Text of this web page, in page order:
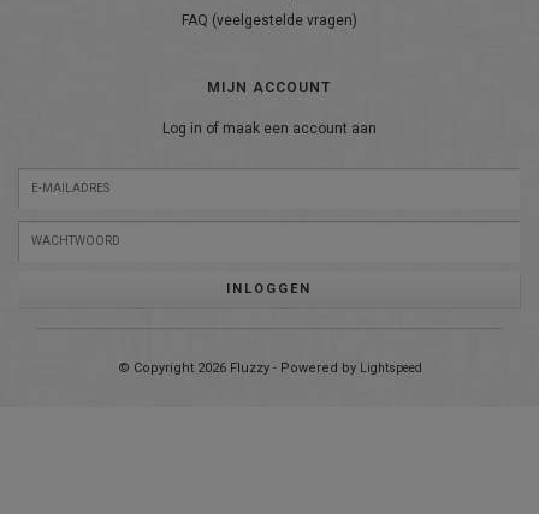
FAQ (veelgestelde vragen)
MIJN ACCOUNT
Log in of maak een account aan
INLOGGEN
© Copyright 2026 Fluzzy - Powered by Lightspeed